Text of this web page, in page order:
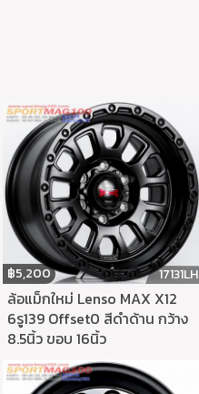
฿5,200 17131LH
ล้อแม็กใหม่ Lenso MAX X12
6รู139 Offset0 สีดำด้าน กว้าง
8.5นิ้ว ขอบ 16นิ้ว